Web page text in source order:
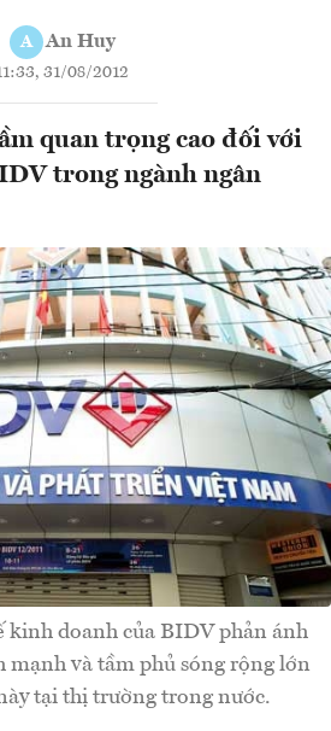
A An Huy
31/08/2012
quan trọng cao đối với
trong ngành ngân
kinh doanh của BIDV phản ánh
mạnh và tầm phủ sóng rộng lớn
tại thị trường trong nước.